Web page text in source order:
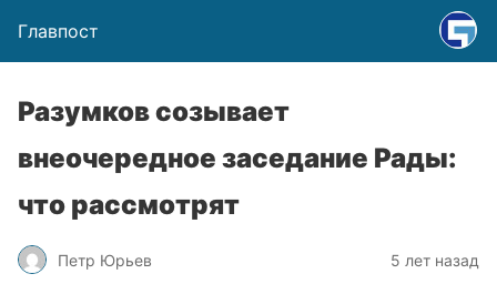
Главпост
Разумков созывает
внеочередное заседание Рады:
что рассмотрят
Петр Юрьев 5 лет назад